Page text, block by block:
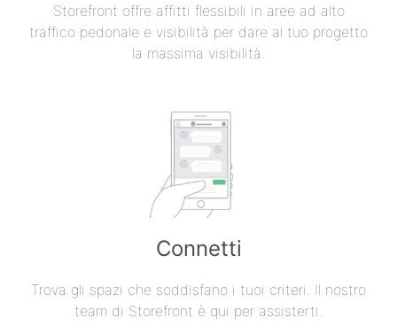
Storefront offre affitti flessibili in aree ad alto
traffico pedonale e visibilità per dare al tuo progetto
la massima visibilità.
Connetti
Trova gli spazi che soddisfano i tuoi criteri. Il nostro
team di Storefront è qui per assisterti.